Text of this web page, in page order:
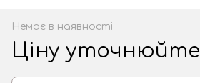
Немає в наявності
Ціну уточнюйте